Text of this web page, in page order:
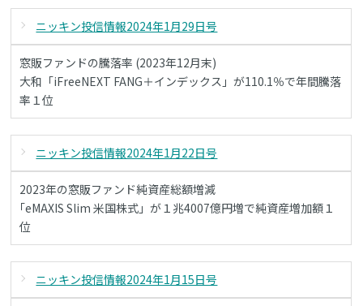
ニッキン投信情報2024年1月29日号
窓販ファンドの騰落率 (2023年12月末)
大和「iFreeNEXT FANG＋インデックス」が110.1％で年間騰落
率１位
ニッキン投信情報2024年1月22日号
2023年の窓販ファンド純資産総額増減
｢eMAXIS Slim 米国株式」が１兆4007億円増で純資産増加額１
位
ニッキン投信情報2024年1月15日号